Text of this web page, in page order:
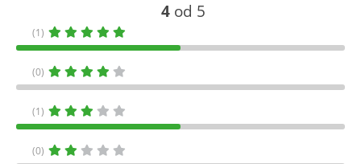
4 od 5
(1)
(0)
(1)
(0)